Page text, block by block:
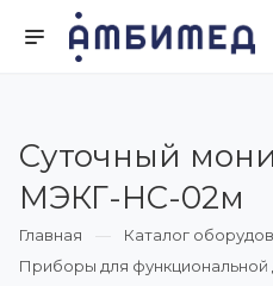
Суточный
МЭКГ-НС-02м
Главная
Каталог
Приборы для функциональной